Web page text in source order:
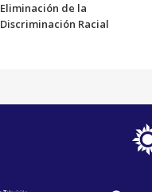
Eliminación de la
Discriminación Racial